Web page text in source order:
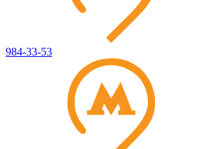
984-33-53